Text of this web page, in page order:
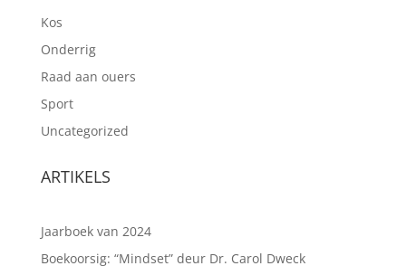
Kos
Onderrig
Raad aan ouers
Sport
Uncategorized
ARTIKELS
Jaarboek van 2024
Boekoorsig: “Mindset” deur Dr. Carol Dweck